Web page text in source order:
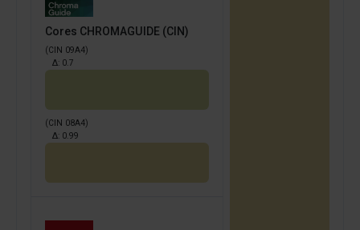
Cores CHROMAGUIDE (CIN)
(CIN 09A4)
Δ: 0.7
(CIN 08A4)
Δ: 0.99